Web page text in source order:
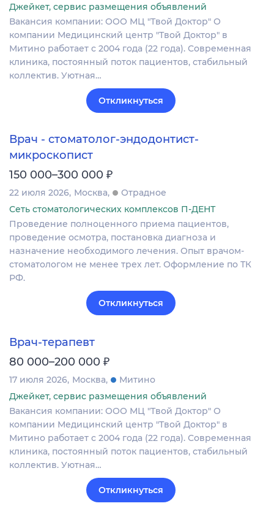
Джейкет, сервис размещения объявлений
Вакансия компании: ООО МЦ "Твой Доктор" О
компании Медицинский центр "Твой Доктор" в
Митино работает с 2004 года (22 года). Современная
клиника, постоянный поток пациентов, стабильный
коллектив. Уютная…
Откликнуться
Врач - стоматолог-эндодонтист-
микроскопист
150 000–300 000 ₽
22 июля 2026 Москва
Отрадное
Сеть стоматологических комплексов П-ДЕНТ
Проведение полноценного приема пациентов,
проведение осмотра, постановка диагноза и
назначение необходимого лечения. Опыт врачом-
стоматологом не менее трех лет. Оформление по ТК
РФ.
Откликнуться
Врач-терапевт
80 000–200 000 ₽
17 июля 2026 Москва
Митино
Джейкет, сервис размещения объявлений
Вакансия компании: ООО МЦ "Твой Доктор" О
компании Медицинский центр "Твой Доктор" в
Митино работает с 2004 года (22 года). Современная
клиника, постоянный поток пациентов, стабильный
коллектив. Уютная…
Откликнуться